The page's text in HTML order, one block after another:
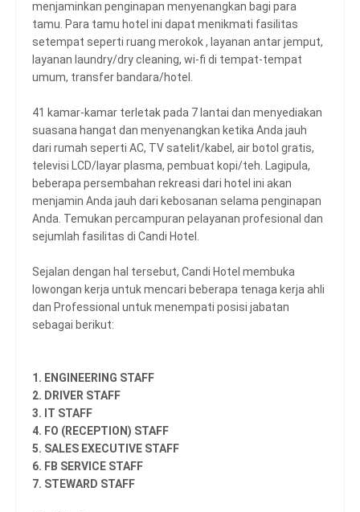
menjaminkan penginapan menyenangkan bagi para
tamu. Para tamu hotel ini dapat menikmati fasilitas
setempat seperti ruang merokok , layanan antar jemput,
layanan laundry/dry cleaning, wi-fi di tempat-tempat
umum, transfer bandara/hotel.
41 kamar-kamar terletak pada 7 lantai dan menyediakan
suasana hangat dan menyenangkan ketika Anda jauh
dari rumah seperti AC, TV satelit/kabel, air botol gratis,
televisi LCD/layar plasma, pembuat kopi/teh. Lagipula,
beberapa persembahan rekreasi dari hotel ini akan
menjamin Anda jauh dari kebosanan selama penginapan
Anda. Temukan percampuran pelayanan profesional dan
sejumlah fasilitas di Candi Hotel.
Sejalan dengan hal tersebut, Candi Hotel membuka
lowongan kerja untuk mencari beberapa tenaga kerja ahli
dan Professional untuk menempati posisi jabatan
sebagai berikut:
1. ENGINEERING STAFF
2. DRIVER STAFF
3. IT STAFF
4. FO (RECEPTION) STAFF
5. SALES EXECUTIVE STAFF
6. FB SERVICE STAFF
7. STEWARD STAFF